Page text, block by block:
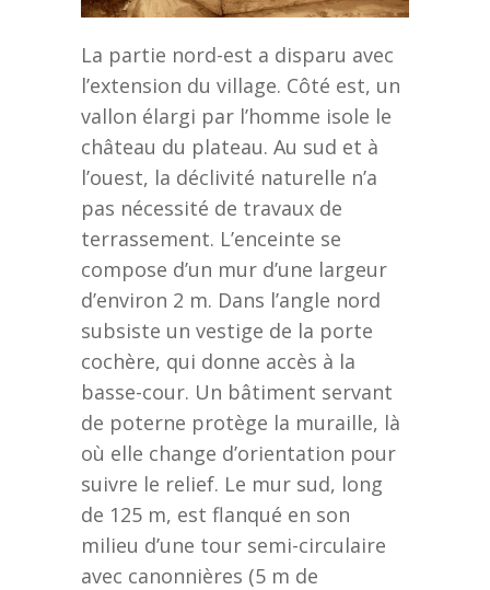
La partie nord-est a disparu avec
l’extension du village. Côté est, un
vallon élargi par l’homme isole le
château du plateau. Au sud et à
l’ouest, la déclivité naturelle n’a
pas nécessité de travaux de
terrassement. L’enceinte se
compose d’un mur d’une largeur
d’environ 2 m. Dans l’angle nord
subsiste un vestige de la porte
cochère, qui donne accès à la
basse-cour. Un bâtiment servant
de poterne protège la muraille, là
où elle change d’orientation pour
suivre le relief. Le mur sud, long
de 125 m, est flanqué en son
milieu d’une tour semi-circulaire
avec canonnières (5 m de